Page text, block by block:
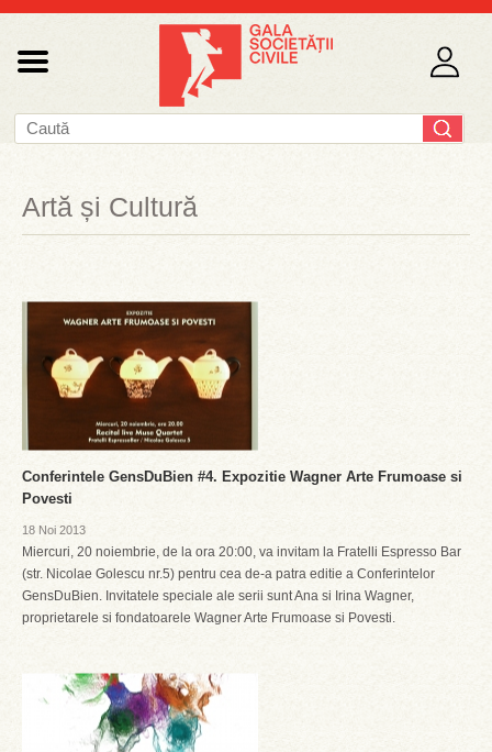
Artă și Cultură
Conferintele GensDuBien #4. Expozitie Wagner Arte Frumoase si
Povesti
18 Noi 2013
Miercuri, 20 noiembrie, de la ora 20:00, va invitam la Fratelli Espresso Bar
(str. Nicolae Golescu nr.5) pentru cea de-a patra editie a Conferintelor
GensDuBien. Invitatele speciale ale serii sunt Ana si Irina Wagner,
proprietarele si fondatoarele Wagner Arte Frumoase si Povesti.